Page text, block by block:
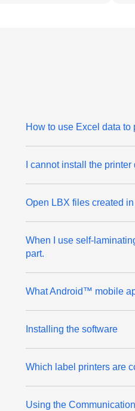
How to use Excel data
I cannot install the
Open LBX files created
When I use self-
part.
What Android™ mobile
Installing the software
Which label printers are
Using the